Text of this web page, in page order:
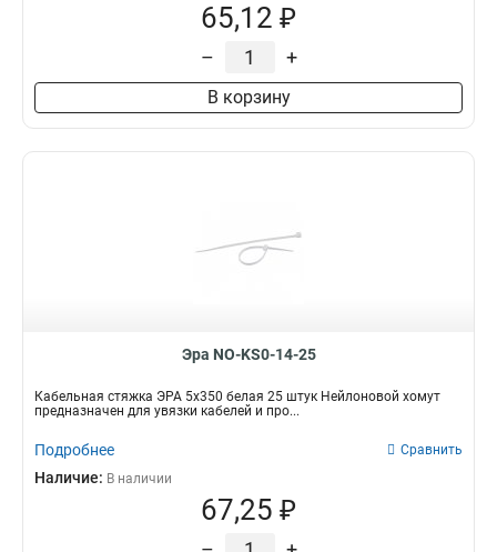
65,12 ₽
– +
В корзину
Эра NO-KS0-14-25
Кабельная стяжка ЭРА 5х350 белая 25 штук Нейлоновой хомут
предназначен для увязки кабелей и про...
Подробнее Сравнить
Наличие: В наличии
67,25 ₽